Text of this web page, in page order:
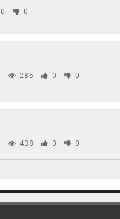
0 0
285 0 0
438 0 0